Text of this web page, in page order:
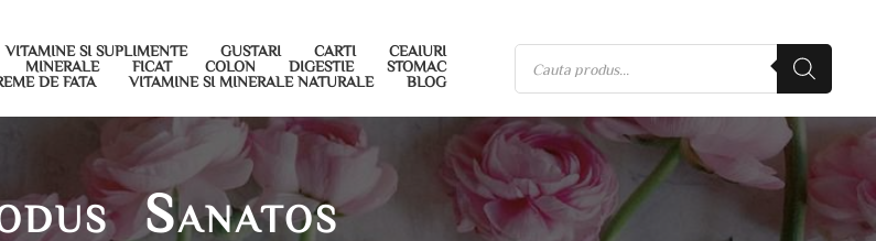
VITAMINE SI SUPLIMENTE GUSTARI CARTI
CEAIURI
MINERALE FICAT COLON DIGESTIE
STOMAC
DE FATA
VITAMINE SI MINERALE NATURALE BLOG
Sanatos